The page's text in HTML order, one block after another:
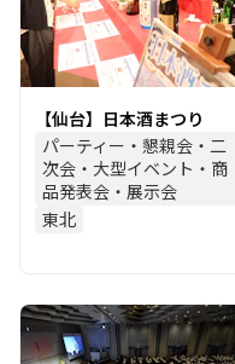
【仙台】日本酒まつり
パーティー・懇親会・二
次会・大型イベント・商
品発表会・展示会
東北